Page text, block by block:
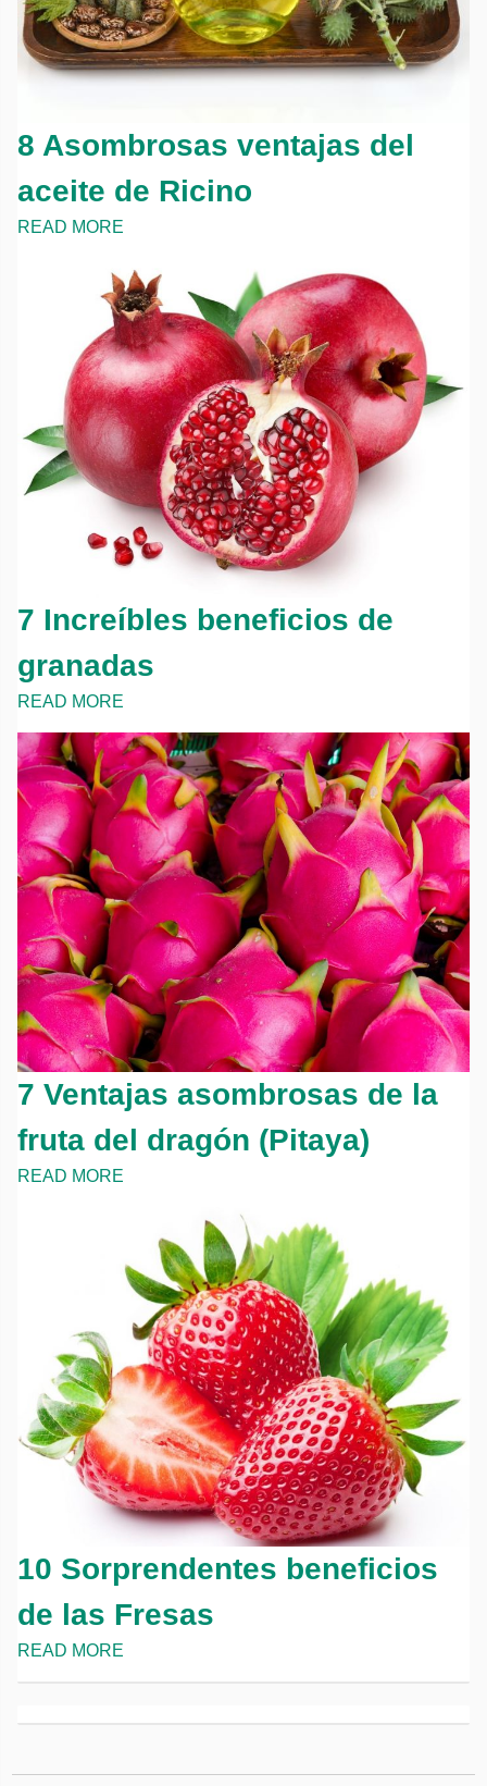
8 Asombrosas ventajas del
aceite de Ricino
READ MORE
7 Increíbles beneficios de
granadas
READ MORE
7 Ventajas asombrosas de la
fruta del dragón (Pitaya)
READ MORE
10 Sorprendentes beneficios
de las Fresas
READ MORE